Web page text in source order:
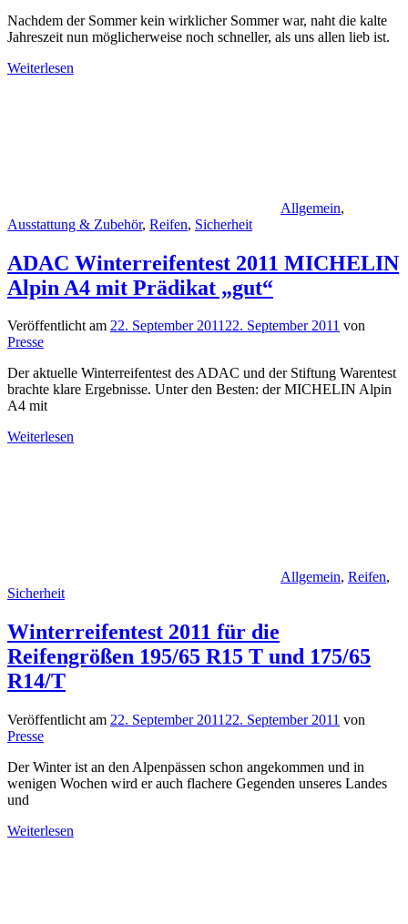
Nachdem der Sommer kein wirklicher Sommer war, naht die kalte
Jahreszeit nun möglicherweise noch schneller, als uns allen lieb ist.
Weiterlesen
Allgemein,
Ausstattung & Zubehör, Reifen, Sicherheit
ADAC Winterreifentest 2011 MICHELIN
Alpin A4 mit Prädikat „gut“
Veröffentlicht am 22. September 201122. September 2011 von
Presse
Der aktuelle Winterreifentest des ADAC und der Stiftung Warentest
brachte klare Ergebnisse. Unter den Besten: der MICHELIN Alpin
A4 mit
Weiterlesen
Allgemein, Reifen,
Sicherheit
Winterreifentest 2011 für die
Reifengrößen 195/65 R15 T und 175/65
R14/T
Veröffentlicht am 22. September 2011 22. September 2011 von
Presse
Der Winter ist an den Alpenpässen schon angekommen und in
wenigen Wochen wird er auch flachere Gegenden unseres Landes
und
Weiterlesen